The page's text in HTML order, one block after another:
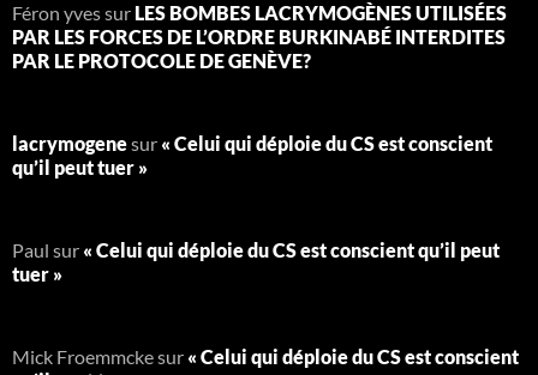
Féron yvessur LES BOMBES LACRYMOGÈNES UTILISÉES
PAR LES FORCES DE L’ORDRE BURKINABÉ INTERDITES
PAR LE PROTOCOLE DE GENÈVE?
lacrymogenesur « Celui qui déploie du CS est conscient
qu’il peut tuer »
Paul sur « Celui qui déploie du CS est conscient qu’il peut
tuer »
Mick Froemmckesur « Celui qui déploie du CS est conscient